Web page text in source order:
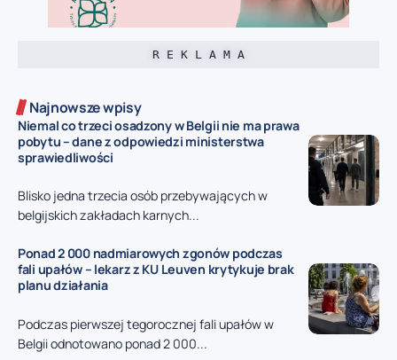
R E K L A M A
Najnowsze wpisy
Niemal co trzeci osadzony w Belgii nie ma prawa
pobytu – dane z odpowiedzi ministerstwa
sprawiedliwości
Blisko jedna trzecia osób przebywających w
belgijskich zakładach karnych...
Ponad 2 000 nadmiarowych zgonów podczas
fali upałów – lekarz z KU Leuven krytykuje brak
planu działania
Podczas pierwszej tegorocznej fali upałów w
Belgii odnotowano ponad 2 000...